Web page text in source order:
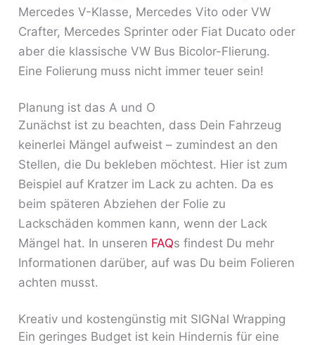
Mercedes V-Klasse, Mercedes Vito oder VW
Crafter, Mercedes Sprinter oder Fiat Ducato oder
aber die klassische VW Bus Bicolor-Flierung.
Eine Folierung muss nicht immer teuer sein!
Planung ist das A und O
Zunächst ist zu beachten, dass Dein Fahrzeug
keinerlei Mängel aufweist – zumindest an den
Stellen, die Du bekleben möchtest. Hier ist zum
Beispiel auf Kratzer im Lack zu achten. Da es
beim späteren Abziehen der Folie zu
Lackschäden kommen kann, wenn der Lack
Mängel hat. In unseren FAQs findest Du mehr
Informationen darüber, auf was Du beim Folieren
achten musst.
Kreativ und kostengünstig mit SIGNal Wrapping
Ein geringes Budget ist kein Hindernis für eine